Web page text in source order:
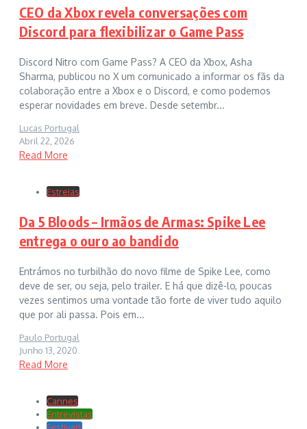
CEO da Xbox revela conversações com
Discord para flexibilizar o Game Pass
Discord Nitro com Game Pass? A CEO da Xbox, Asha
Sharma, publicou no X um comunicado a informar os fãs da
colaboração entre a Xbox e o Discord, e como podemos
esperar novidades em breve. Desde setembr...
Lucas Portugal
Abril 22, 2026
Read More
Estreias
Da 5 Bloods – Irmãos de Armas: Spike Lee
entrega o ouro ao bandido
Entrámos no turbilhão do novo filme de Spike Lee, como
deve de ser, ou seja, pelo trailer. E há que dizê-lo, poucas
vezes sentimos uma vontade tão forte de viver tudo aquilo
que por ali passa. Pois em...
Paulo Portugal
Junho 13, 2020
Read More
Cannes
Entrevistas
Festivais